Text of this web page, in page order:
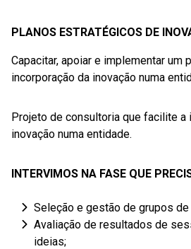
PLANOS ESTRATÉGICOS DE
Capacitar, apoiar e implementar um
incorporação da inovação numa
Projeto de consultoria que facilite a
inovação numa entidade.
INTERVIMOS NA FASE QUE
Seleção e gestão de grupos
Avaliação de resultados de
ideias;